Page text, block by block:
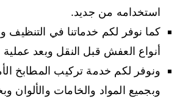
استخدامه من جديد.
كما نوفر لكم خدماتنا في التنظيف
أنواع العفش قبل النقل وبعد عملية
ونوفر لكم خدمة تركيب المطابخ
وبجميع المواد والخامات والألوان